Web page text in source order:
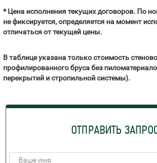
* Цена исполнения текущих договоров. По
не фиксируется, определяется на момент
отличаться от текущей цены.
В таблице указана только стоимость
профилированного бруса без
перекрытий и стропильной системы).
ОТПРАВИТЬ